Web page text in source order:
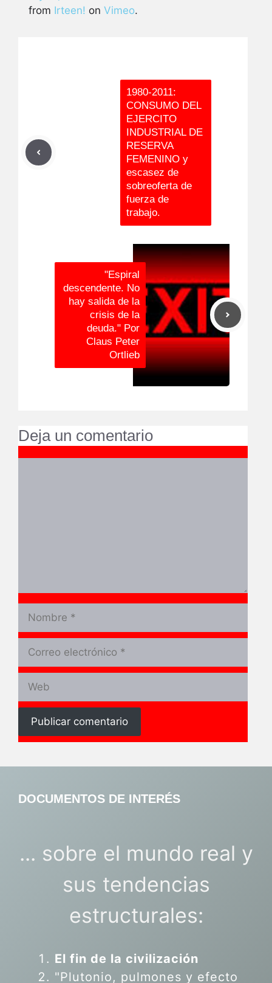
from Irteen! on Vimeo.
1980-2011:
CONSUMO DEL
EJERCITO
INDUSTRIAL DE
RESERVA
FEMENINO y
escasez de
sobreoferta de
fuerza de
trabajo.
"Espiral
descendente. No
hay salida de la
crisis de la
deuda." Por
Claus Peter
Ortlieb
Deja un comentario
Nombre
Correo
Web
DOCUMENTOS DE INTERÉS
... sobre el mundo real y
sus tendencias
estructurales:
El fin de la civilización
"Plutonio, pulmones y efecto